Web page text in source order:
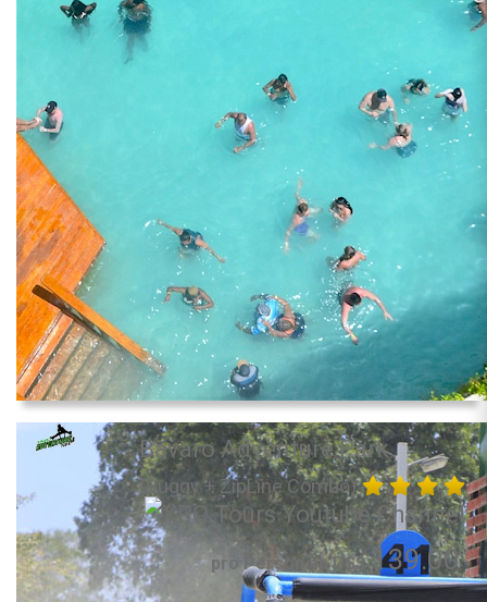
Bavaro Adventure Park
(Buggy + ZipLine Combo)
pro Person ab US$139.00